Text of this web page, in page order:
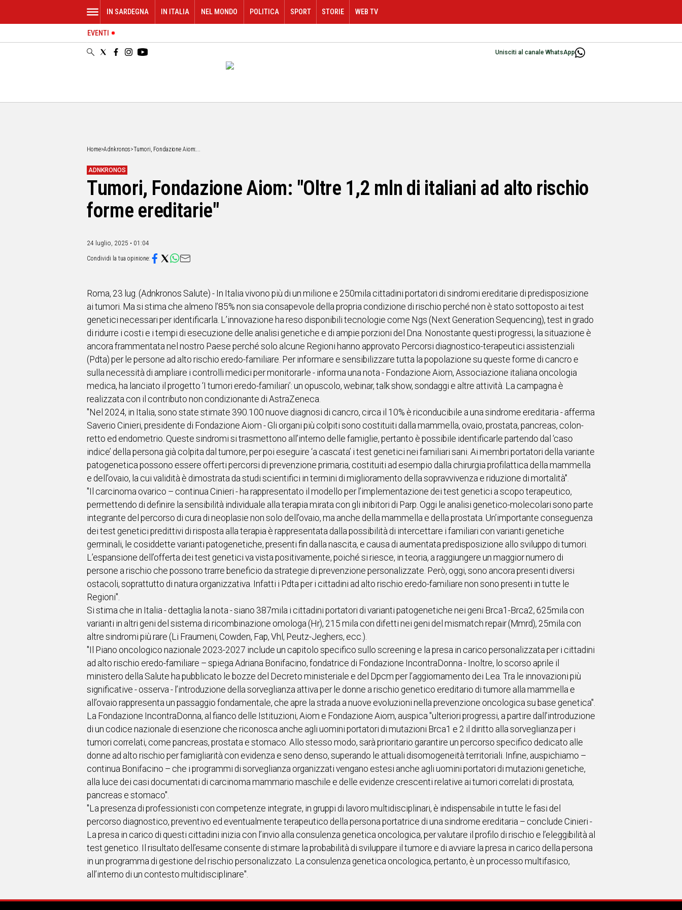
ORISTANO
Vai
Unisciti al canale WhatsApp
IN SARDEGNA IN ITALIA NEL MONDO POLITICA SPORT STORIE WEB TV
EVENTI
Home>Adnkronos>Tumori, Fondazione Aiom:...
ADNKRONOS
Tumori, Fondazione Aiom: "Oltre 1,2 mln di italiani ad alto rischio
forme ereditarie"
24 luglio, 2025 • 01:04
Roma, 23 lug. (Adnkronos Salute) - In Italia vivono più di un milione e 250mila cittadini portatori di sindromi ereditarie di predisposizione
ai tumori. Ma si stima che almeno l’85% non sia consapevole della propria condizione di rischio perché non è stato sottoposto ai test
genetici necessari per identificarla. L’innovazione ha reso disponibili tecnologie come Ngs (Next Generation Sequencing), test in grado
di ridurre i costi e i tempi di esecuzione delle analisi genetiche e di ampie porzioni del Dna. Nonostante questi progressi, la situazione è
ancora frammentata nel nostro Paese perché solo alcune Regioni hanno approvato Percorsi diagnostico-terapeutici assistenziali
(Pdta) per le persone ad alto rischio eredo-familiare. Per informare e sensibilizzare tutta la popolazione su queste forme di cancro e
sulla necessità di ampliare i controlli medici per monitorarle - informa una nota - Fondazione Aiom, Associazione italiana oncologia
medica, ha lanciato il progetto ‘I tumori eredo-familiari’: un opuscolo, webinar, talk show, sondaggi e altre attività. La campagna è
realizzata con il contributo non condizionante di AstraZeneca.
"Nel 2024, in Italia, sono state stimate 390.100 nuove diagnosi di cancro, circa il 10% è riconducibile a una sindrome ereditaria - afferma
Saverio Cinieri, presidente di Fondazione Aiom - Gli organi più colpiti sono costituiti dalla mammella, ovaio, prostata, pancreas, colon-
retto ed endometrio. Queste sindromi si trasmettono all’interno delle famiglie, pertanto è possibile identificarle partendo dal ‘caso
indice’ della persona già colpita dal tumore, per poi eseguire ‘a cascata’ i test genetici nei familiari sani. Ai membri portatori della variante
patogenetica possono essere offerti percorsi di prevenzione primaria, costituiti ad esempio dalla chirurgia profilattica della mammella
e dell’ovaio, la cui validità è dimostrata da studi scientifici in termini di miglioramento della sopravvivenza e riduzione di mortalità".
"Il carcinoma ovarico – continua Cinieri - ha rappresentato il modello per l’implementazione dei test genetici a scopo terapeutico,
permettendo di definire la sensibilità individuale alla terapia mirata con gli inibitori di Parp. Oggi le analisi genetico-molecolari sono parte
integrante del percorso di cura di neoplasie non solo dell’ovaio, ma anche della mammella e della prostata. Un’importante conseguenza
dei test genetici predittivi di risposta alla terapia è rappresentata dalla possibilità di intercettare i familiari con varianti genetiche
germinali, le cosiddette varianti patogenetiche, presenti fin dalla nascita, e causa di aumentata predisposizione allo sviluppo di tumori.
L’espansione dell’offerta dei test genetici va vista positivamente, poiché si riesce, in teoria, a raggiungere un maggior numero di
persone a rischio che possono trarre beneficio da strategie di prevenzione personalizzate. Però, oggi, sono ancora presenti diversi
ostacoli, soprattutto di natura organizzativa. Infatti i Pdta per i cittadini ad alto rischio eredo-familiare non sono presenti in tutte le
Regioni".
Si stima che in Italia - dettaglia la nota - siano 387mila i cittadini portatori di varianti patogenetiche nei geni Brca1-Brca2, 625mila con
varianti in altri geni del sistema di ricombinazione omologa (Hr), 215 mila con difetti nei geni del mismatch repair (Mmrd), 25mila con
altre sindromi più rare (Li Fraumeni, Cowden, Fap, Vhl, Peutz-Jeghers, ecc.).
"Il Piano oncologico nazionale 2023-2027 include un capitolo specifico sullo screening e la presa in carico personalizzata per i cittadini
ad alto rischio eredo-familiare – spiega Adriana Bonifacino, fondatrice di Fondazione IncontraDonna - Inoltre, lo scorso aprile il
ministero della Salute ha pubblicato le bozze del Decreto ministeriale e del Dpcm per l’aggiornamento dei Lea. Tra le innovazioni più
significative - osserva - l’introduzione della sorveglianza attiva per le donne a rischio genetico ereditario di tumore alla mammella e
all’ovaio rappresenta un passaggio fondamentale, che apre la strada a nuove evoluzioni nella prevenzione oncologica su base genetica".
La Fondazione IncontraDonna, al fianco delle Istituzioni, Aiom e Fondazione Aiom, auspica "ulteriori progressi, a partire dall’introduzione
di un codice nazionale di esenzione che riconosca anche agli uomini portatori di mutazioni Brca1 e 2 il diritto alla sorveglianza per i
tumori correlati, come pancreas, prostata e stomaco. Allo stesso modo, sarà prioritario garantire un percorso specifico dedicato alle
donne ad alto rischio per famigliarità con evidenza e seno denso, superando le attuali disomogeneità territoriali. Infine, auspichiamo –
continua Bonifacino – che i programmi di sorveglianza organizzati vengano estesi anche agli uomini portatori di mutazioni genetiche,
alla luce dei casi documentati di carcinoma mammario maschile e delle evidenze crescenti relative ai tumori correlati di prostata,
pancreas e stomaco".
"La presenza di professionisti con competenze integrate, in gruppi di lavoro multidisciplinari, è indispensabile in tutte le fasi del
percorso diagnostico, preventivo ed eventualmente terapeutico della persona portatrice di una sindrome ereditaria – conclude Cinieri -
La presa in carico di questi cittadini inizia con l’invio alla consulenza genetica oncologica, per valutare il profilo di rischio e l’eleggibilità al
test genetico. Il risultato dell’esame consente di stimare la probabilità di sviluppare il tumore e di avviare la presa in carico della persona
in un programma di gestione del rischio personalizzato. La consulenza genetica oncologica, pertanto, è un processo multifasico,
all’interno di un contesto multidisciplinare".